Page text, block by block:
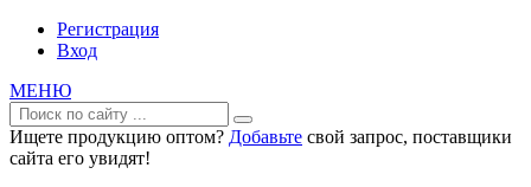
Регистрация
Вход
МЕНЮ
Ищете продукцию оптом? Добавьте свой запрос, поставщики
сайта его увидят!